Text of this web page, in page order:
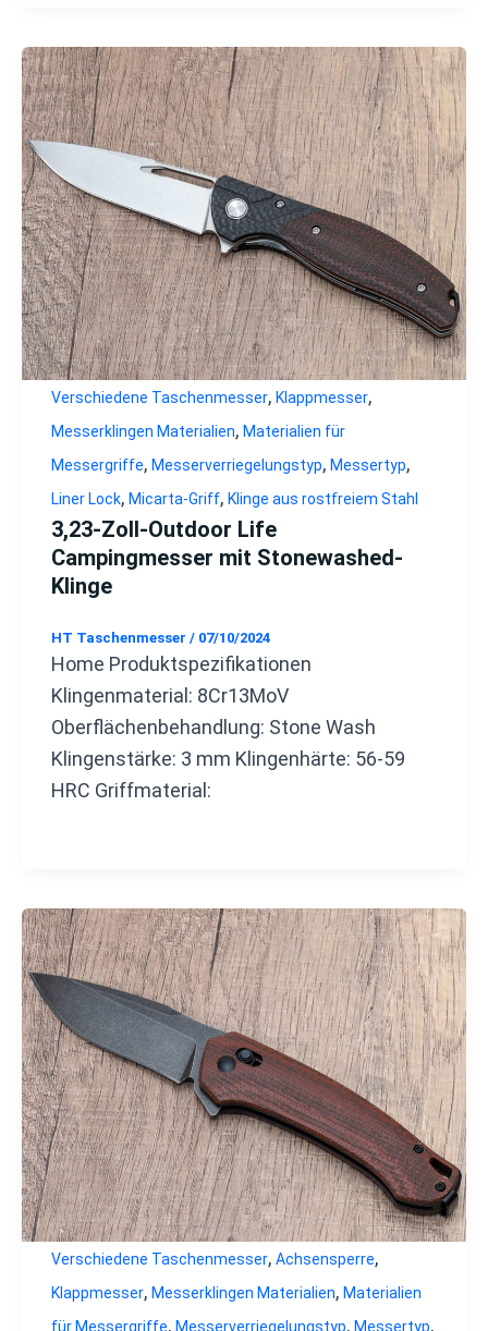
Verschiedene Taschenmesser, Klappmesser,
Messerklingen Materialien, Materialien für
Messergriffe, Messerverriegelungstyp, Messertyp,
Liner Lock, Micarta-Griff, Klinge aus rostfreiem Stahl
3,23-Zoll-Outdoor Life
Campingmesser mit Stonewashed-
Klinge
HT Taschenmesser / 07/10/2024
Home Produktspezifikationen
Klingenmaterial: 8Cr13MoV
Oberflächenbehandlung: Stone Wash
Klingenstärke: 3 mm Klingenhärte: 56-59
HRC Griffmaterial:
Verschiedene Taschenmesser, Achsensperre,
Klappmesser, Messerklingen Materialien, Materialien
für Messergriffe, Messerverriegelungstyp, Messertyp,